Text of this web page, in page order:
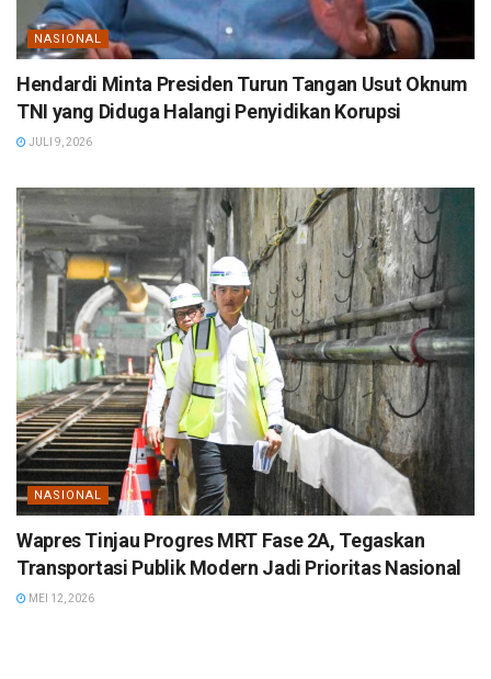
NASIONAL
Hendardi Minta Presiden Turun Tangan Usut Oknum
TNI yang Diduga Halangi Penyidikan Korupsi
JULI 9, 2026
NASIONAL
Wapres Tinjau Progres MRT Fase 2A, Tegaskan
Transportasi Publik Modern Jadi Prioritas Nasional
MEI 12, 2026